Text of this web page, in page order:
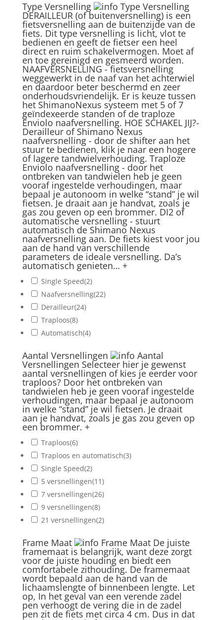
Type Versnelling Type Versnelling
DERAILLEUR (of buitenversnelling) is een
fietsversnelling aan de buitenzijde van de
fiets. Dit type versnelling is licht, vlot te
bedienen en geeft de fietser een heel
direct en ruim schakelvermogen. Moet af
en toe gereinigd en gesmeerd worden.
NAAFVERSNELLING - fietsversnelling
weggewerkt in de naaf van het achterwiel
en daardoor beter beschermd en zeer
onderhoudsvriendelijk. Er is keuze tussen
het ShimanoNexus systeem met 5 of 7
geïndexeerde standen of de traploze
Enviolo naafversnelling. HOE SCHAKEL JIJ?-
Derailleur of Shimano Nexus
naafversnelling - door de shifter aan het
stuur te bedienen, klik je naar een hogere
of lagere tandwielverhouding. Traploze
Enviolo naafversnelling - door het
ontbreken van tandwielen heb je geen
vooraf ingestelde verhoudingen, maar
bepaal je autonoom in welke “stand” je wil
fietsen. Je draait aan je handvat, zoals je
gas zou geven op een brommer. DI2 of
automatische versnelling - stuurt
automatisch de Shimano Nexus
naafversnelling aan. De fiets kiest voor jou
aan de hand van verschillende
parameters de ideale versnelling. Da’s
automatisch genieten… +
Single Speed(2)
Naafversnelling(22)
Derailleur(24)
Traploos(8)
Automatisch(4)
Aantal Versnellingen Aantal
Versnellingen Selecteer hier je gewenst
aantal versnellingen of kies je eerder voor
traploos? Door het ontbreken van
tandwielen heb je geen vooraf ingestelde
verhoudingen, maar bepaal je autonoom
in welke “stand” je wil fietsen. Je draait
aan je handvat, zoals je gas zou geven op
een brommer. +
Traploos(6)
Traploos en automatisch(3)
Single Speed(2)
5 versnellingen(11)
7 versnellingen(26)
9 versnellingen(8)
21 versnellingen(2)
Frame Maat Frame Maat De juiste
framemaat is belangrijk, want deze zorgt
voor de juiste houding en biedt een
comfortabele zithouding. De framemaat
wordt bepaald aan de hand van de
lichaamslengte of binnenbeen lengte. Let
op, In het geval van een verende zadel
pen verhoogt de vering die in de zadel
pen zit de fiets met circa 4 cm. Dus in dat